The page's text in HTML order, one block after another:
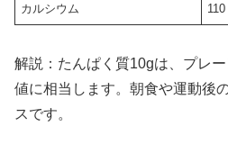
カルシウム
解説：たんぱく質10gは、プレ
値に相当します。朝食や運動後
スです。